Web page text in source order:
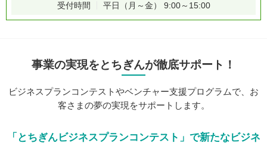
受付時間 平日（月～金） 9:00～15:00
事業の実現をとちぎんが徹底サポート！
ビジネスプランコンテストやベンチャー支援プログラムで、 お
客さまの夢の実現をサポートします。
「とちぎんビジネスプランコンテスト」で新たなビジネ